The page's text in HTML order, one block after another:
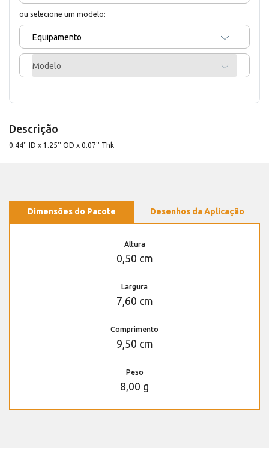
ou selecione um modelo:
Equipamento
Modelo
Descrição
0.44'' ID x 1.25'' OD x 0.07'' Thk
Dimensões do Pacote Desenhos da Aplicação
Altura
0,50 cm
Largura
7,60 cm
Comprimento
9,50 cm
Peso
8,00 g